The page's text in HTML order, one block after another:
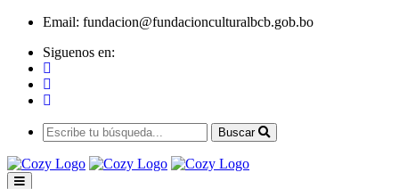
Email: fundacion@fundacionculturalbcb.gob.bo
Siguenos en:
Buscar